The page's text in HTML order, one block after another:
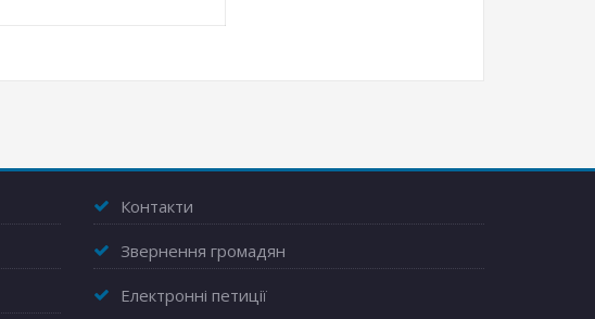
Контакти
Звернення громадян
Електронні петиції